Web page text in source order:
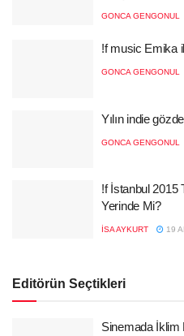
GONCA GENGONUL
!f music Emika
GONCA GENGONUL
Yılın indie
GONCA GENGONUL
!f İstanbul 2015
Yerinde Mi?
İSA AYKURT 19
Editörün Seçtikleri
Sinemada İklim